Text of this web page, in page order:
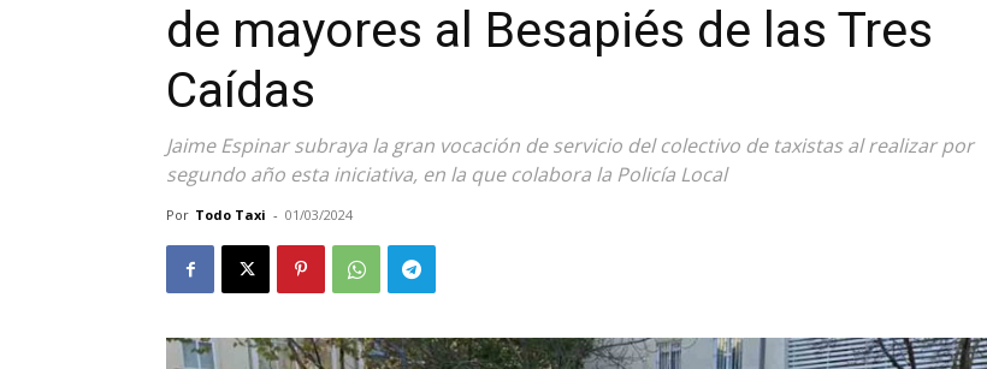
de mayores al Besapiés de las Tres
Caídas
Jaime Espinar subraya la gran vocación de servicio del colectivo de taxistas al realizar por
segundo año esta iniciativa, en la que colabora la Policía Local
Por Todo Taxi - 01/03/2024